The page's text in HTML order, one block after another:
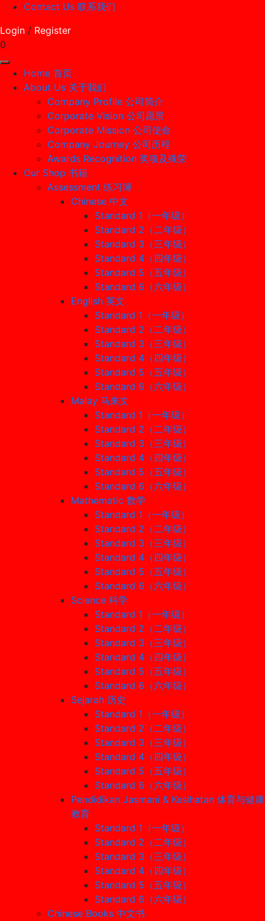
Contact Us 联系我们
Login / Register
0
Home 首页
About Us 关于我们
Company Profile 公司简介
Corporate Vision 公司愿景
Corporate Mission 公司使命
Company Journey 公司历程
Awards Recognition 奖项及殊荣
Our Shop 书籍
Assessment 练习簿
Chinese 中文
Standard 1（一年级）
Standard 2（二年级）
Standard 3（三年级）
Standard 4（四年级）
Standard 5（五年级）
Standard 6（六年级）
English 英文
Standard 1（一年级）
Standard 2（二年级）
Standard 3（三年级）
Standard 4（四年级）
Standard 5（五年级）
Standard 6（六年级）
Malay 马来文
Standard 1（一年级）
Standard 2（二年级）
Standard 3（三年级）
Standard 4（四年级）
Standard 5（五年级）
Standard 6（六年级）
Mathematic 数学
Standard 1（一年级）
Standard 2（二年级）
Standard 3（三年级）
Standard 4（四年级）
Standard 5（五年级）
Standard 6（六年级）
Science 科学
Standard 1（一年级）
Standard 2（二年级）
Standard 3（三年级）
Standard 4（四年级）
Standard 5（五年级）
Standard 6（六年级）
Sejarah 历史
Standard 1（一年级）
Standard 2（二年级）
Standard 3（三年级）
Standard 4（四年级）
Standard 5（五年级）
Standard 6（六年级）
Pendidikan Jasmani & Kesihatan 体育与健康
教育
Standard 1（一年级）
Standard 2（二年级）
Standard 3（三年级）
Standard 4（四年级）
Standard 5（五年级）
Standard 6（六年级）
Chinese Books 中文书